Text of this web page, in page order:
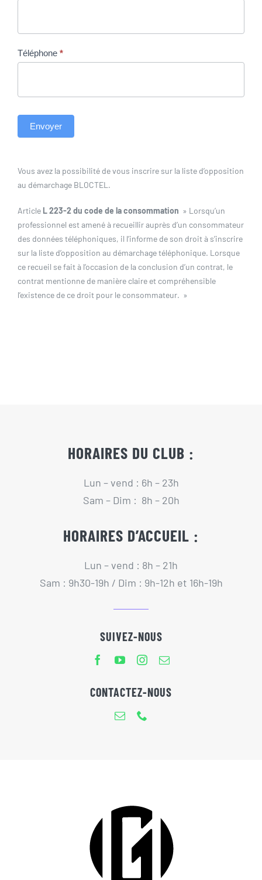
Téléphone *
Envoyer
Vous avez la possibilité de vous inscrire sur la liste d’opposition
au démarchage BLOCTEL.
Article L 223-2 du code de la consommation » Lorsqu’un
professionnel est amené à recueillir auprès d’un consommateur
des données téléphoniques, il l’informe de son droit à s’inscrire
sur la liste d’opposition au démarchage téléphonique. Lorsque
ce recueil se fait à l’occasion de la conclusion d’un contrat, le
contrat mentionne de manière claire et compréhensible
l’existence de ce droit pour le consommateur. »
HORAIRES DU CLUB :
Lun – vend : 6h – 23h
Sam – Dim : 8h – 20h
HORAIRES D’ACCUEIL :
Lun – vend : 8h – 21h
Sam : 9h30-19h / Dim : 9h-12h et 16h-19h
SUIVEZ-NOUS
CONTACTEZ-NOUS